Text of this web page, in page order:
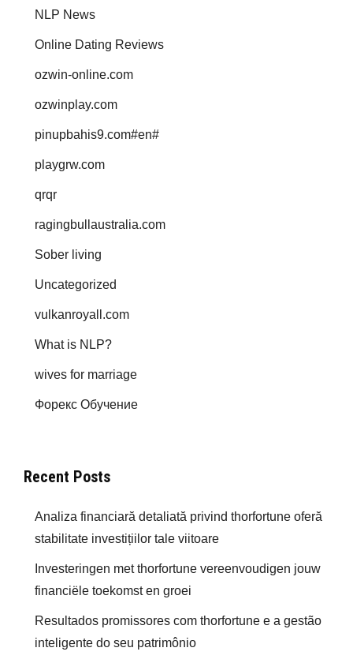
NLP News
Online Dating Reviews
ozwin-online.com
ozwinplay.com
pinupbahis9.com#en#
playgrw.com
qrqr
ragingbullaustralia.com
Sober living
Uncategorized
vulkanroyall.com
What is NLP?
wives for marriage
Форекс Обучение
Recent Posts
Analiza financiară detaliată privind thorfortune oferă
stabilitate investițiilor tale viitoare
Investeringen met thorfortune vereenvoudigen jouw
financiële toekomst en groei
Resultados promissores com thorfortune e a gestão
inteligente do seu patrimônio